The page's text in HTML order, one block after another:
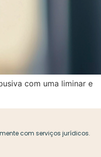
com uma liminar e
com serviços jurídicos.